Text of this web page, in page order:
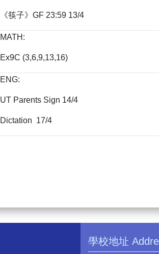
《筷子》GF 23:59 13/4
MATH:
Ex9C (3,6,9,13,16)
ENG:
UT Parents Sign 14/4
Dictation 17/4
學校地址